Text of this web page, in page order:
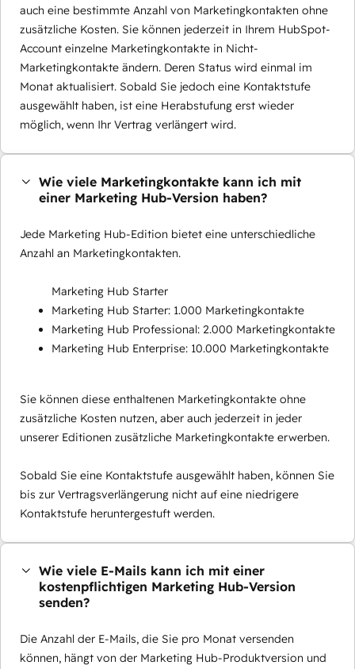
auch eine bestimmte Anzahl von Marketingkontakten ohne
zusätzliche Kosten. Sie können jederzeit in Ihrem HubSpot-
Account einzelne Marketingkontakte in Nicht-
Marketingkontakte ändern. Deren Status wird einmal im
Monat aktualisiert. Sobald Sie jedoch eine Kontaktstufe
ausgewählt haben, ist eine Herabstufung erst wieder
möglich, wenn Ihr Vertrag verlängert wird.
Wie viele Marketingkontakte kann ich mit
einer Marketing Hub-Version haben?
Jede Marketing Hub-Edition bietet eine unterschiedliche
Anzahl an Marketingkontakten.
Marketing Hub Starter
Marketing Hub Starter: 1.000 Marketingkontakte
Marketing Hub Professional: 2.000 Marketingkontakte
Marketing Hub Enterprise: 10.000 Marketingkontakte
Sie können diese enthaltenen Marketingkontakte ohne
zusätzliche Kosten nutzen, aber auch jederzeit in jeder
unserer Editionen zusätzliche Marketingkontakte erwerben.
Sobald Sie eine Kontaktstufe ausgewählt haben, können Sie
bis zur Vertragsverlängerung nicht auf eine niedrigere
Kontaktstufe heruntergestuft werden.
Wie viele E-Mails kann ich mit einer
kostenpflichtigen Marketing Hub-Version
senden?
Die Anzahl der E-Mails, die Sie pro Monat versenden
können, hängt von der Marketing Hub-Produktversion und